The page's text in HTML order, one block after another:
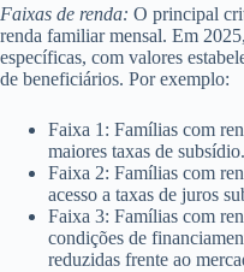
Faixas de renda: O principal
renda familiar mensal. Em
específicas, com valores
de beneficiários. Por exemplo:
Faixa 1: Famílias com
maiores taxas de subsídio.
Faixa 2: Famílias com
acesso a taxas de juros
Faixa 3: Famílias com
condições de
reduzidas frente ao